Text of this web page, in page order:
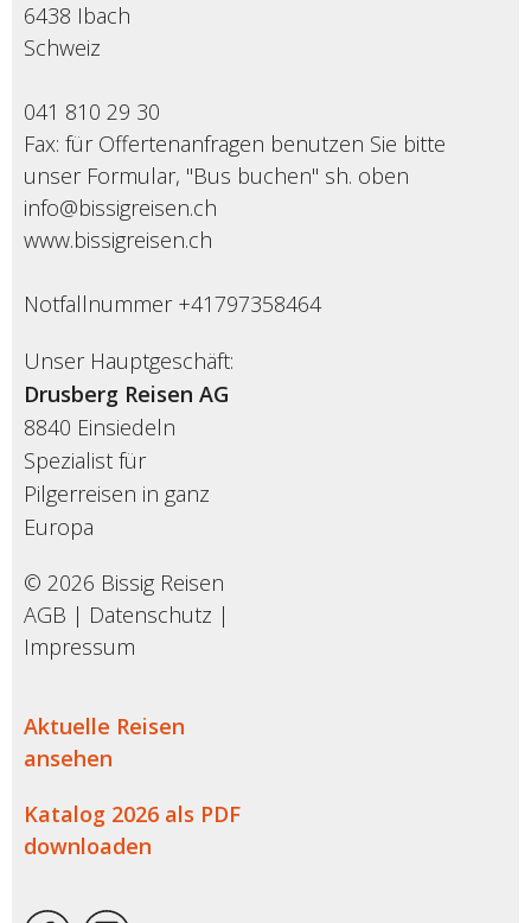
6438 Ibach
Schweiz
041 810 29 30
Fax: für Offertenanfragen benutzen Sie bitte
unser Formular, "Bus buchen" sh. oben
info@bissigreisen.ch
www.bissigreisen.ch
Notfallnummer +41797358464
Unser Hauptgeschäft:
Drusberg Reisen AG
8840 Einsiedeln
Spezialist für
Pilgerreisen in ganz
Europa
© 2026 Bissig Reisen
AGB | Datenschutz |
Impressum
Aktuelle Reisen
ansehen
Katalog 2026 als PDF
downloaden